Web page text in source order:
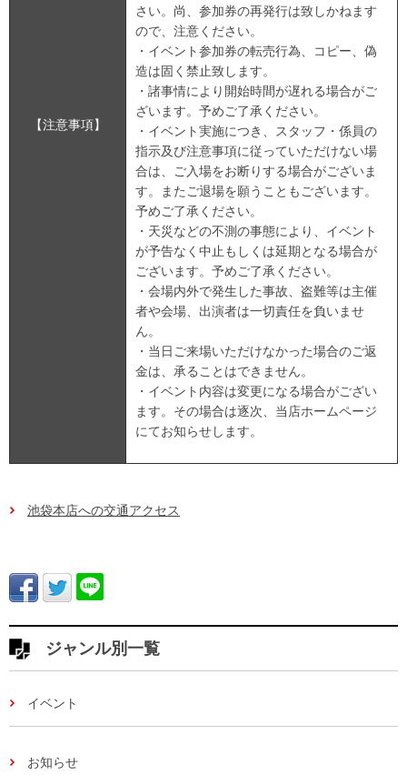
【注意事項】
さい。尚、参加券の再発行は致しかねます
ので、注意ください。
・イベント参加券の転売行為、コピー、偽
造は固く禁止致します。
・諸事情により開始時間が遅れる場合がご
ざいます。予めご了承ください。
・イベント実施につき、スタッフ・係員の
指示及び注意事項に従っていただけない場
合は、ご入場をお断りする場合がございま
す。またご退場を願うこともございます。
予めご了承ください。
・天災などの不測の事態により、イベント
が予告なく中止もしくは延期となる場合が
ございます。予めご了承ください。
・会場内外で発生した事故、盗難等は主催
者や会場、出演者は一切責任を負いませ
ん。
・当日ご来場いただけなかった場合のご返
金は、承ることはできません。
・イベント内容は変更になる場合がござい
ます。その場合は逐次、当店ホームページ
にてお知らせします。
池袋本店への交通アクセス
ジャンル別一覧
イベント
お知らせ